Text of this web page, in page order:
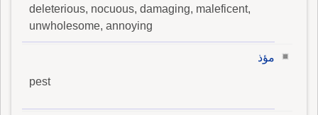
deleterious, nocuous, damaging, maleficent,
unwholesome, annoying
مؤذ
pest